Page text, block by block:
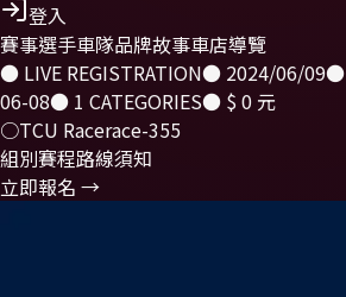
登入
賽事選手車隊品牌故事車店導覽
● LIVE REGISTRATION● 2024/06/09●
06-08● 1 CATEGORIES● $ 0 元
○TCU Racerace-355
組別賽程路線須知
立即報名 →